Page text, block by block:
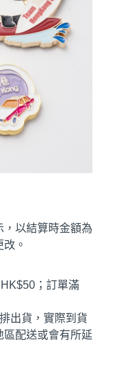
以結算時金額為
。
；訂單滿
出貨，實際到貨
區配送或會有所延